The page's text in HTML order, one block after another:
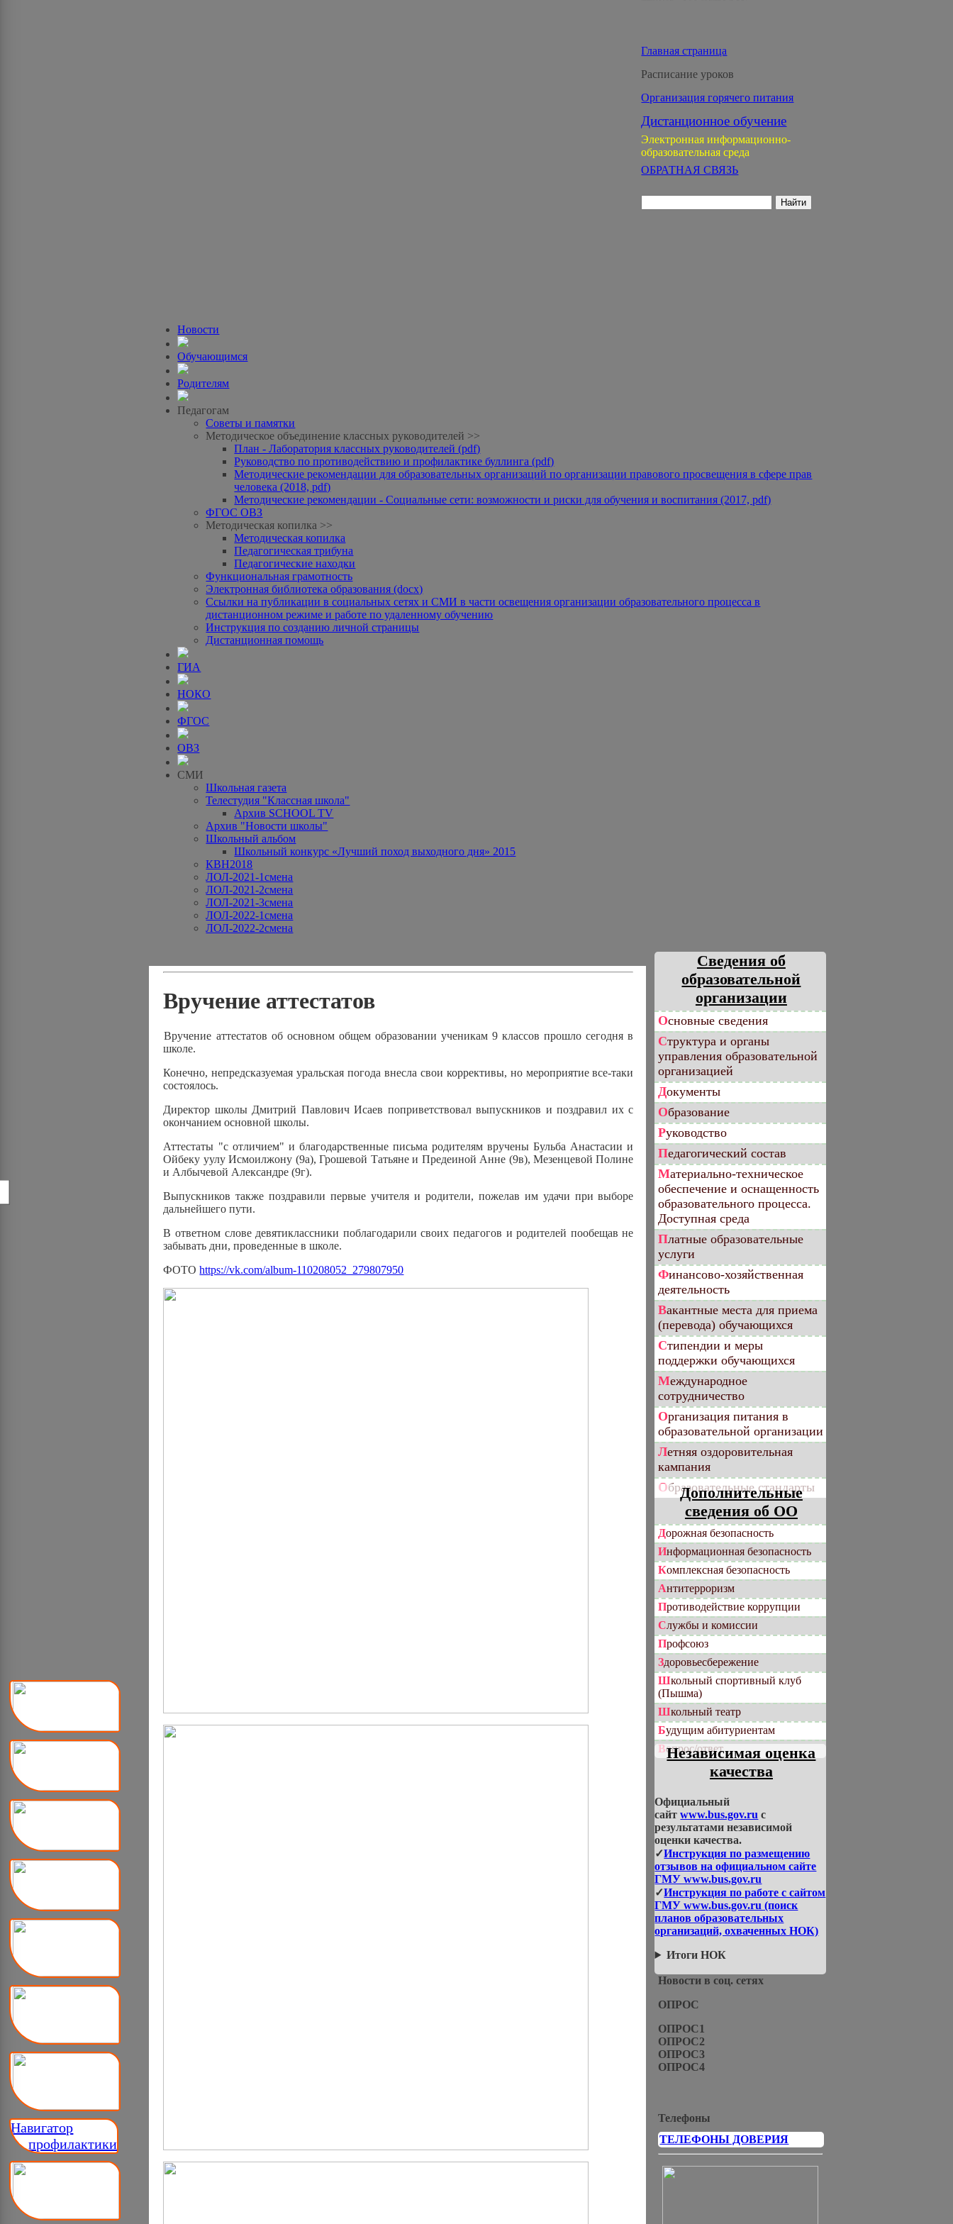
Навигатор
__ профилактики
Главная страница
Расписание уроков
Организация горячего питания
Дистанционное обучение
Электронная информационно-
образовательная среда
ОБРАТНАЯ СВЯЗЬ
Новости
Обучающимся
Родителям
Педагогам
Советы и памятки
Методическое объединение классных руководителей >>
План - Лаборатория классных руководителей (pdf)
Руководство по противодействию и профилактике буллинга (pdf)
Методические рекомендации для образовательных организаций по организации правового просвещения в сфере прав
человека (2018, pdf)
Методические рекомендации - Социальные сети: возможности и риски для обучения и воспитания (2017, pdf)
ФГОС ОВЗ
Методическая копилка >>
Методическая копилка
Педагогическая трибуна
Педагогические находки
Функциональная грамотность
Электронная библиотека образования (docx)
Ссылки на публикации в социальных сетях и СМИ в части освещения организации образовательного процесса в
дистанционном режиме и работе по удаленному обучению
Инструкция по созданию личной страницы
Дистанционная помощь
ГИА
НОКО
ФГОС
ОВЗ
СМИ
Школьная газета
Телестудия "Классная школа"
Архив SCHOOL TV
Архив "Новости школы"
Школьный альбом
Школьный конкурс «Лучший поход выходного дня» 2015
КВН2018
ЛОЛ-2021-1смена
ЛОЛ-2021-2смена
ЛОЛ-2021-3смена
ЛОЛ-2022-1смена
ЛОЛ-2022-2смена
Вручение аттестатов
Вручение аттестатов об основном общем образовании ученикам 9 классов прошло сегодня в
школе.
Конечно, непредсказуемая уральская погода внесла свои коррективы, но мероприятие все-таки
состоялось.
Директор школы Дмитрий Павлович Исаев поприветствовал выпускников и поздравил их с
окончанием основной школы.
Аттестаты "с отличием" и благодарственные письма родителям вручены Бульба Анастасии и
Ойбеку уулу Исмоилжону (9а), Грошевой Татьяне и Предеиной Анне (9в), Мезенцевой Полине
и Албычевой Александре (9г).
Выпускников также поздравили первые учителя и родители, пожелав им удачи при выборе
дальнейшего пути.
В ответном слове девятиклассники поблагодарили своих педагогов и родителей пообещав не
забывать дни, проведенные в школе.
ФОТОhttps://vk.com/album-110208052_279807950
Сведения об
образовательной
организации
Основные сведения
Структура и органы
управления образовательной
организацией
Документы
Образование
Руководство
Педагогический состав
Материально-техническое
обеспечение и оснащенность
образовательного процесса.
Доступная среда
Платные образовательные
услуги
Финансово-хозяйственная
деятельность
Вакантные места для приема
(перевода) обучающихся
Стипендии и меры
поддержки обучающихся
Международное
сотрудничество
Организация питания в
образовательной организации
Летняя оздоровительная
кампания
Образовательные стандарты
Дополнительные
сведения об ОО
Дорожная безопасность
Информационная безопасность
Комплексная безопасность
Антитерроризм
Противодействие коррупции
Службы и комиссии
Профсоюз
Здоровьесбережение
Школьный спортивный клуб
(Пышма)
Школьный театр
Будущим абитуриентам
Вопрос/ответ
Независимая оценка
качества
Официальный
сайтwww.bus.gov.ru с
результатами независимой
оценки качества.
✓Инструкция по размещению
отзывов на официальном сайте
ГМУ www.bus.gov.ru
✓Инструкция по работе с сайтом
ГМУ www.bus.gov.ru (поиск
планов образовательных
организаций, охваченных НОК)
Итоги НОК
Новости в соц. сетях
ОПРОС
ОПРОС1
ОПРОС2
ОПРОС3
ОПРОС4
Телефоны
ТЕЛЕФОНЫ ДОВЕРИЯ